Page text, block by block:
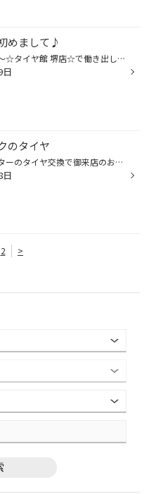
めまして♪
御縁があり〜☆タイヤ館 堺店☆で働き出して3カ月経ちました〜！ 知識がないのに、車好き♫ってだけで採用して頂きました〜！ 新谷社長〜！男前ぇ〜！☆*:.｡. o(≧▽≦)o .｡.:*☆ （いやいや…既に後悔してるかもww） とゆーのも…かなりＢＢＡなんです！（ババアの略ww 知ってますねww） 松清部長に挨拶した...
日
のタイヤ
原付スクーターのタイヤ交換で御来店のお客様。 溝ツルツルのカチカチでひび割れしまくりでした。 当店は50ccスクーターのタイヤならだいたい在庫しておりますので、即交換させていただきます。 タイヤの事ならタイヤ館堺におまかせください。m(__)m
日
2 >